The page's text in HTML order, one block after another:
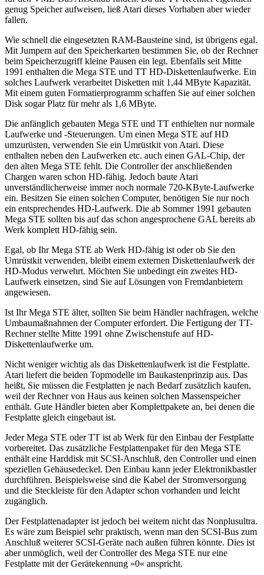
genug Speicher aufweisen, ließ Atari dieses Vorhaben aber wieder
fallen.
Wie schnell die eingesetzten RAM-Bausteine sind, ist übrigens egal.
Mit Jumpern auf den Speicherkarten bestimmen Sie, ob der Rechner
beim Speicherzugriff kleine Pausen ein legt. Ebenfalls seit Mitte
1991 enthalten die Mega STE und TT HD-Diskettenlaufwerke. Ein
solches Laufwerk verarbeitet Disketten mit 1,44 MByte Kapazität.
Mit einem guten Formatierprogramm schaffen Sie auf einer solchen
Disk sogar Platz für mehr als 1,6 MByte.
Die anfänglich gebauten Mega STE und TT enthielten nur normale
Laufwerke und -Steuerungen. Um einen Mega STE auf HD
umzurüsten, verwenden Sie ein Umrüstkit von Atari. Diese
enthalten neben den Laufwerken etc. auch einen GAL-Chip, der
den alten Mega STE fehlt. Die Controller der anschließenden
Chargen waren schon HD-fähig. Jedoch baute Atari
unverständlicherweise immer noch normale 720-KByte-Laufwerke
ein. Besitzen Sie einen solchen Computer, benötigen Sie nur noch
ein entsprechendes HD-Laufwerk. Die ab Sommer 1991 gebauten
Mega STE sollten bis auf das schon angesprochene GAL bereits ab
Werk komplett HD-fähig sein.
Egal, ob Ihr Mega STE ab Werk HD-fähig ist oder ob Sie den
Umrüstkit verwenden, bleibt einem externen Diskettenlaufwerk der
HD-Modus verwehrt. Möchten Sie unbedingt ein zweites HD-
Laufwerk einsetzen, sind Sie auf Lösungen von Fremdanbietern
angewiesen.
Ist Ihr Mega STE älter, sollten Sie beim Händler nachfragen, welche
Umbaumaßnahmen der Computer erfordert. Die Fertigung der TT-
Rechner stellte Mitte 1991 ohne Zwischenstufe auf HD-
Diskettenlaufwerke um.
Nicht weniger wichtig als das Diskettenlaufwerk ist die Festplatte.
Atari liefert die beiden Topmodelle im Baukastenprinzip aus. Das
heißt, Sie müssen die Festplatten je nach Bedarf zusätzlich kaufen,
weil der Rechner von Haus aus keinen solchen Massenspeicher
enthält. Gute Händler bieten aber Komplettpakete an, bei denen die
Festplatte gleich eingebaut ist.
Jeder Mega STE oder TT ist ab Werk für den Einbau der Festplatte
vorbereitet. Das zusätzliche Festplattenpaket für den Mega STE
enthält eine Harddisk mit SCSI-Anschluß, den Controller und einen
speziellen Gehäusedeckel. Den Einbau kann jeder Elektronikbastler
durchführen. Beispielsweise sind die Kabel der Stromversorgung
und die Steckleiste für den Adapter schon vorhanden und leicht
zugänglich.
Der Festplattenadapter ist jedoch bei weitem nicht das Nonplusultra.
Es wäre zum Beispiel sehr praktisch, wenn man den SCSI-Bus zum
Anschluß weiterer SCSI-Geräte nach außen führen könnte. Dies ist
aber unmöglich, weil der Controller des Mega STE nur eine
Festplatte mit der Gerätekennung »0« anspricht.